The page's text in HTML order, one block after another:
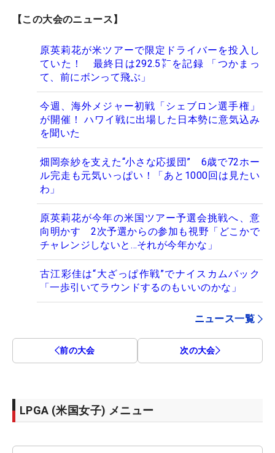
【この大会のニュース】
原英莉花が米ツアーで限定ドライバーを投入し
ていた！ 最終日は292.5㍎を記録 「つかまっ
て、前にボンって飛ぶ」
今週、海外メジャー初戦「シェブロン選手権」
が開催！ ハワイ戦に出場した日本勢に意気込み
を聞いた
畑岡奈紗を支えた“小さな応援団” 6歳で72ホー
ル完走も元気いっぱい！「あと1000回は見たい
わ」
原英莉花が今年の米国ツアー予選会挑戦へ、意
向明かす 2次予選からの参加も視野「どこかで
チャレンジしないと…それが今年かな」
古江彩佳は“大ざっぱ作戦”でナイスカムバック
「一歩引いてラウンドするのもいいのかな」
ニュース一覧
前の大会 次の大会
LPGA (米国女子) メニュー